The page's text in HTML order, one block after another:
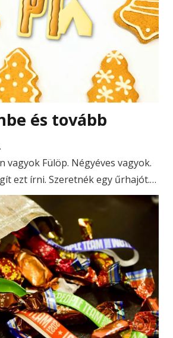
és tovább
vagyok Fülöp. Négyéves vagyok.
ezt írni. Szeretnék egy űrhajót.…